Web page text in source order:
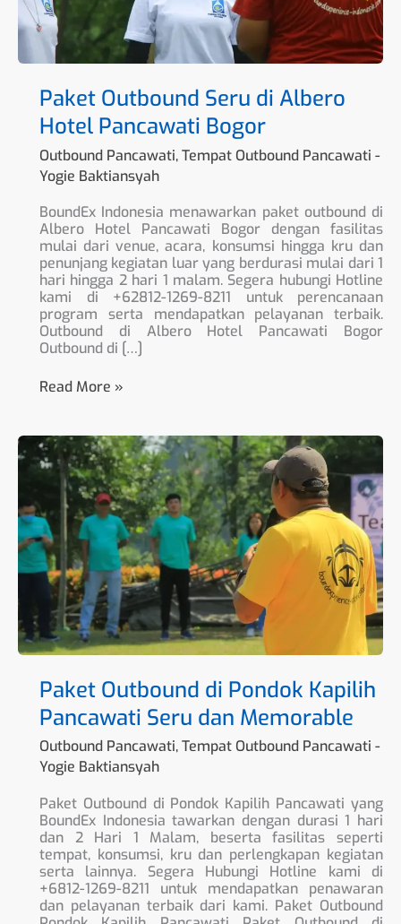
Paket Outbound Seru di Albero
Hotel Pancawati Bogor
Outbound Pancawati,Tempat Outbound Pancawati -
Yogie Baktiansyah
BoundEx Indonesia menawarkan paket outbound di
Albero Hotel Pancawati Bogor dengan fasilitas
mulai dari venue, acara, konsumsi hingga kru dan
penunjang kegiatan luar yang berdurasi mulai dari 1
hari hingga 2 hari 1 malam. Segera hubungi Hotline
kami di +62812-1269-8211 untuk perencanaan
program serta mendapatkan pelayanan terbaik.
Outbound di Albero Hotel Pancawati Bogor
Outbound di […]
Read More »
Paket Outbound di Pondok Kapilih
Pancawati Seru dan Memorable
Outbound Pancawati,Tempat Outbound Pancawati -
Yogie Baktiansyah
Paket Outbound di Pondok Kapilih Pancawati yang
BoundEx Indonesia tawarkan dengan durasi 1 hari
dan 2 Hari 1 Malam, beserta fasilitas seperti
tempat, konsumsi, kru dan perlengkapan kegiatan
serta lainnya. Segera Hubungi Hotline kami di
+6812-1269-8211 untuk mendapatkan penawaran
dan pelayanan terbaik dari kami. Paket Outbound
Paket
Outbound
di
Pondok
Kapilih
Pancawati
Seru
dan
Memorable